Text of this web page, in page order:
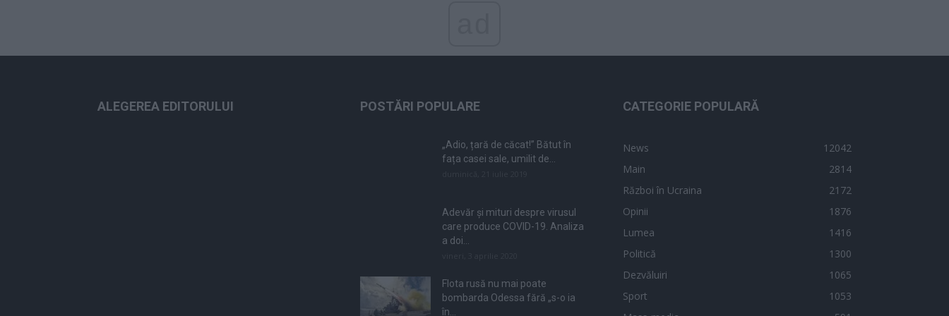
ALEGEREA EDITORULUI POSTĂRI POPULARE
„Adio, țară de căcat!” Bătut în
fața casei sale, umilit de...
Adevăr și mituri despre virusul
care produce COVID-19. Analiza
a doi...
Flota rusă nu mai poate
bombarda Odessa fără „s-o ia
în...
CATEGORIE POPULARĂ
News
12042
Main
2814
Război în Ucraina
2172
Opinii
1876
Lumea
1416
Politică
1300
Dezvăluiri
1065
Sport
1053